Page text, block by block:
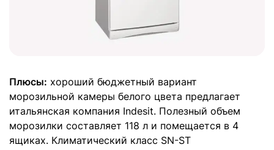
Плюсы: хороший бюджетный вариант
морозильной камеры белого цвета предлагает
итальянская компания Indesit. Полезный объем
морозилки составляет 118 л и помещается в 4
ящиках. Климатический класс SN-ST